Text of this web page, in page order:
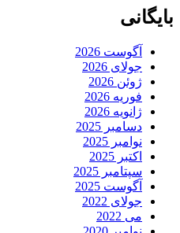
بایگانی
آگوست 2026
جولای 2026
ژوئن 2026
فوریه 2026
ژانویه 2026
دسامبر 2025
نوامبر 2025
اکتبر 2025
سپتامبر 2025
آگوست 2025
جولای 2022
می 2022